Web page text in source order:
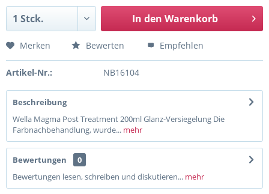
In den Warenkorb
Merken Bewerten Empfehlen
Artikel-Nr.: NB16104
Beschreibung
Wella Magma Post Treatment 200ml Glanz-Versiegelung Die
Farbnachbehandlung, wurde... mehr
Bewertungen
0
Bewertungen lesen, schreiben und diskutieren... mehr